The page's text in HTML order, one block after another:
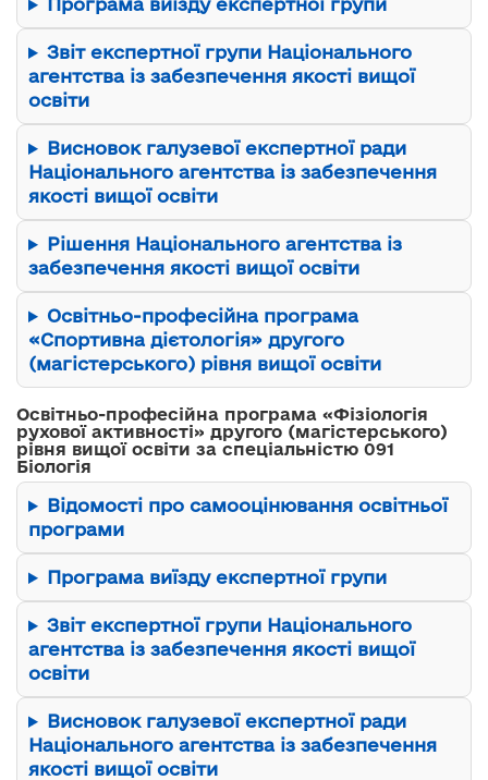
Звіт експертної групи Національного
агентства із забезпечення якості вищої
освіти
Висновок галузевої експертної ради
Національного агентства із забезпечення
якості вищої освіти
Рішення Національного агентства із
забезпечення якості вищої освіти
Освітньо-професійна програма
«Спортивна дієтологія» другого
(магістерського) рівня вищої освіти
Освітньо-професійна програма «Фізіологія
рухової активності» другого (магістерського)
рівня вищої освіти за спеціальністю 091
Біологія
Відомості про самооцінювання освітньої
програми
Програма виїзду експертної групи
Звіт експертної групи Національного
агентства із забезпечення якості вищої
освіти
Висновок галузевої експертної ради
Національного агентства із забезпечення
якості вищої освіти